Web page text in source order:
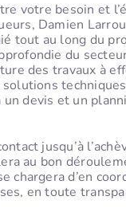
votre besoin et
Damien
tout au long du
du
des travaux à
devis et un
jusqu’à
au bon
chargera d’en
en toute